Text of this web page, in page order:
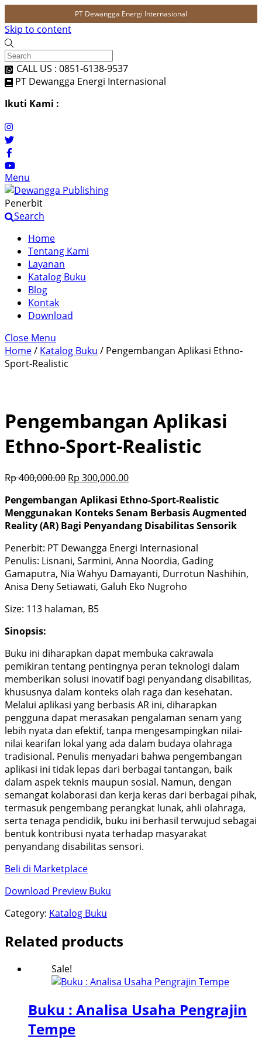
PT Dewangga Energi Internasional
Skip to content
CALL US : 0851-6138-9537
PT Dewangga Energi Internasional
Ikuti Kami :
Menu
Penerbit
Search
Home
Tentang Kami
Layanan
Katalog Buku
Blog
Kontak
Download
Close Menu
Home/ Katalog Buku / Pengembangan Aplikasi Ethno-
Sport-Realistic
Pengembangan Aplikasi
Ethno-Sport-Realistic
Rp400,000.00 Rp 300,000.00
Pengembangan Aplikasi Ethno-Sport-Realistic
Menggunakan Konteks Senam Berbasis Augmented
Reality (AR) Bagi Penyandang Disabilitas Sensorik
Penerbit: PT Dewangga Energi Internasional
Penulis: Lisnani, Sarmini, Anna Noordia, Gading
Gamaputra, Nia Wahyu Damayanti, Durrotun Nashihin,
Anisa Deny Setiawati, Galuh Eko Nugroho
Size: 113 halaman, B5
Sinopsis:
Buku ini diharapkan dapat membuka cakrawala
pemikiran tentang pentingnya peran teknologi dalam
memberikan solusi inovatif bagi penyandang disabilitas,
khususnya dalam konteks olah raga dan kesehatan.
Melalui aplikasi yang berbasis AR ini, diharapkan
pengguna dapat merasakan pengalaman senam yang
lebih nyata dan efektif, tanpa mengesampingkan nilai-
nilai kearifan lokal yang ada dalam budaya olahraga
tradisional. Penulis menyadari bahwa pengembangan
aplikasi ini tidak lepas dari berbagai tantangan, baik
dalam aspek teknis maupun sosial. Namun, dengan
semangat kolaborasi dan kerja keras dari berbagai pihak,
termasuk pengembang perangkat lunak, ahli olahraga,
serta tenaga pendidik, buku ini berhasil terwujud sebagai
bentuk kontribusi nyata terhadap masyarakat
penyandang disabilitas sensori.
Beli di Marketplace
Download Preview Buku
Category: Katalog Buku
Related products
Sale!
Buku : Analisa Usaha Pengrajin
Tempe